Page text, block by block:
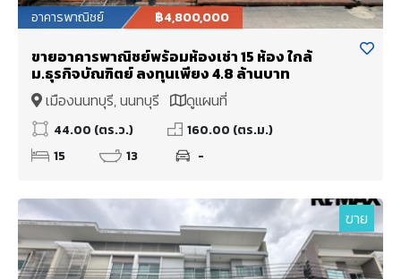
อาคารพาณิชย์ ฿4,800,000
ขายอาคารพาณิชย์พร้อมห้องเช่า 15 ห้อง ใกล้
ม.ธุรกิจบัณฑิตย์ ลงทุนเพียง 4.8 ล้านบาท
เมืองนนทบุรี, นนทบุรี
ดูแผนที่
44.00 (ตร.ว.)
160.00 (ตร.ม.)
15
13 -
ขาย